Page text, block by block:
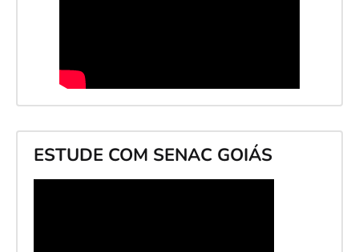
ESTUDE COM SENAC GOIÁS